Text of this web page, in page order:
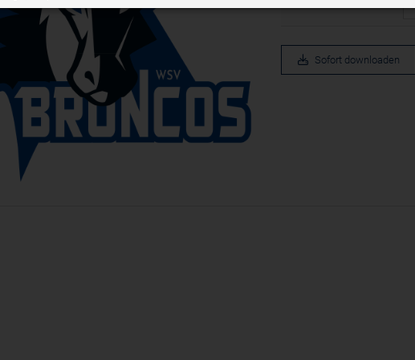
Sofort downloaden
pressetest.presstige.at
erforderlich.
1 Jahr Speichert die gewählten Cookie Einstellungen
owned platform for hosting and sharing videos. YouTube collects user data through videos
which is aggregated with profile data from other Google services in order to display targeted
visitors across a broad range of their own and other websites.
Datenschutzerklärung des Anbieters
PREF
youtube.com
https://policies.google.com/privacy?hl=de
youtube-nocookie.com
(Drittanbieter)
Beiträge aus unseren Kanälen auf sozialen Medien ein.
Domain